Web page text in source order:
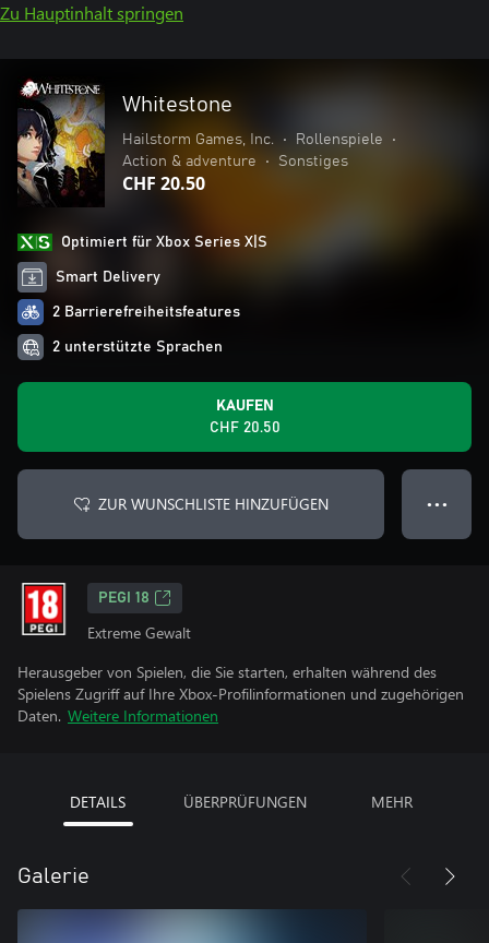
Zu Hauptinhalt springen
Whitestone
Hailstorm Games, Inc. • Rollenspiele
•
Action & adventure
• Sonstiges
CHF 20.50
Optimiert für Xbox Series X|S
Smart Delivery
2 Barrierefreiheitsfeatures
2 unterstützte Sprachen
KAUFEN
CHF 20.50
ZUR WUNSCHLISTE HINZUFÜGEN ● ● ●
PEGI 18
Extreme Gewalt
Herausgeber von Spielen, die Sie starten, erhalten während des
Spielens Zugriff auf Ihre Xbox-Profilinformationen und zugehörigen
Daten. Weitere Informationen
DETAILS ÜBERPRÜFUNGEN MEHR
Galerie